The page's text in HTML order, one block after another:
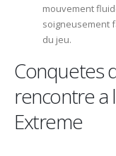
mouvement
soigneusement
du jeu.
Conquetes
rencontre a
Extreme